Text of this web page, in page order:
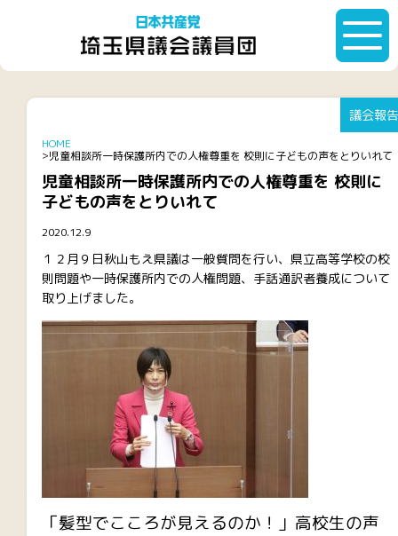
HOME
児童相談所一時保護所内での人権尊重を 校則に子どもの声をとりいれて
児童相談所一時保護所内での人権尊重を 校則に
子どもの声をとりいれて
2020.12.9
議会報告
１２月９日秋山もえ県議は一般質問を行い、県立高等学校の校
則問題や一時保護所内での人権問題、手話通訳者養成について
取り上げました。
「髪型でこころが見えるのか！」高校生の声